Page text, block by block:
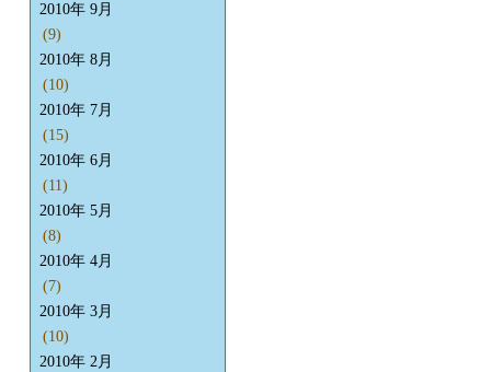
2010年 9月
(9)
2010年 8月
(10)
2010年 7月
(15)
2010年 6月
(11)
2010年 5月
(8)
2010年 4月
(7)
2010年 3月
(10)
2010年 2月